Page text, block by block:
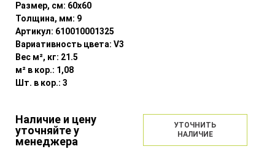
Размер, см: 60x60
Толщина, мм: 9
Артикул: 610010001325
Вариативность цвета: V3
Вес м², кг: 21.5
м² в кор.: 1,08
Шт. в кор.: 3
Наличие и цену
уточняйте у
менеджера
УТОЧНИТЬ
НАЛИЧИЕ